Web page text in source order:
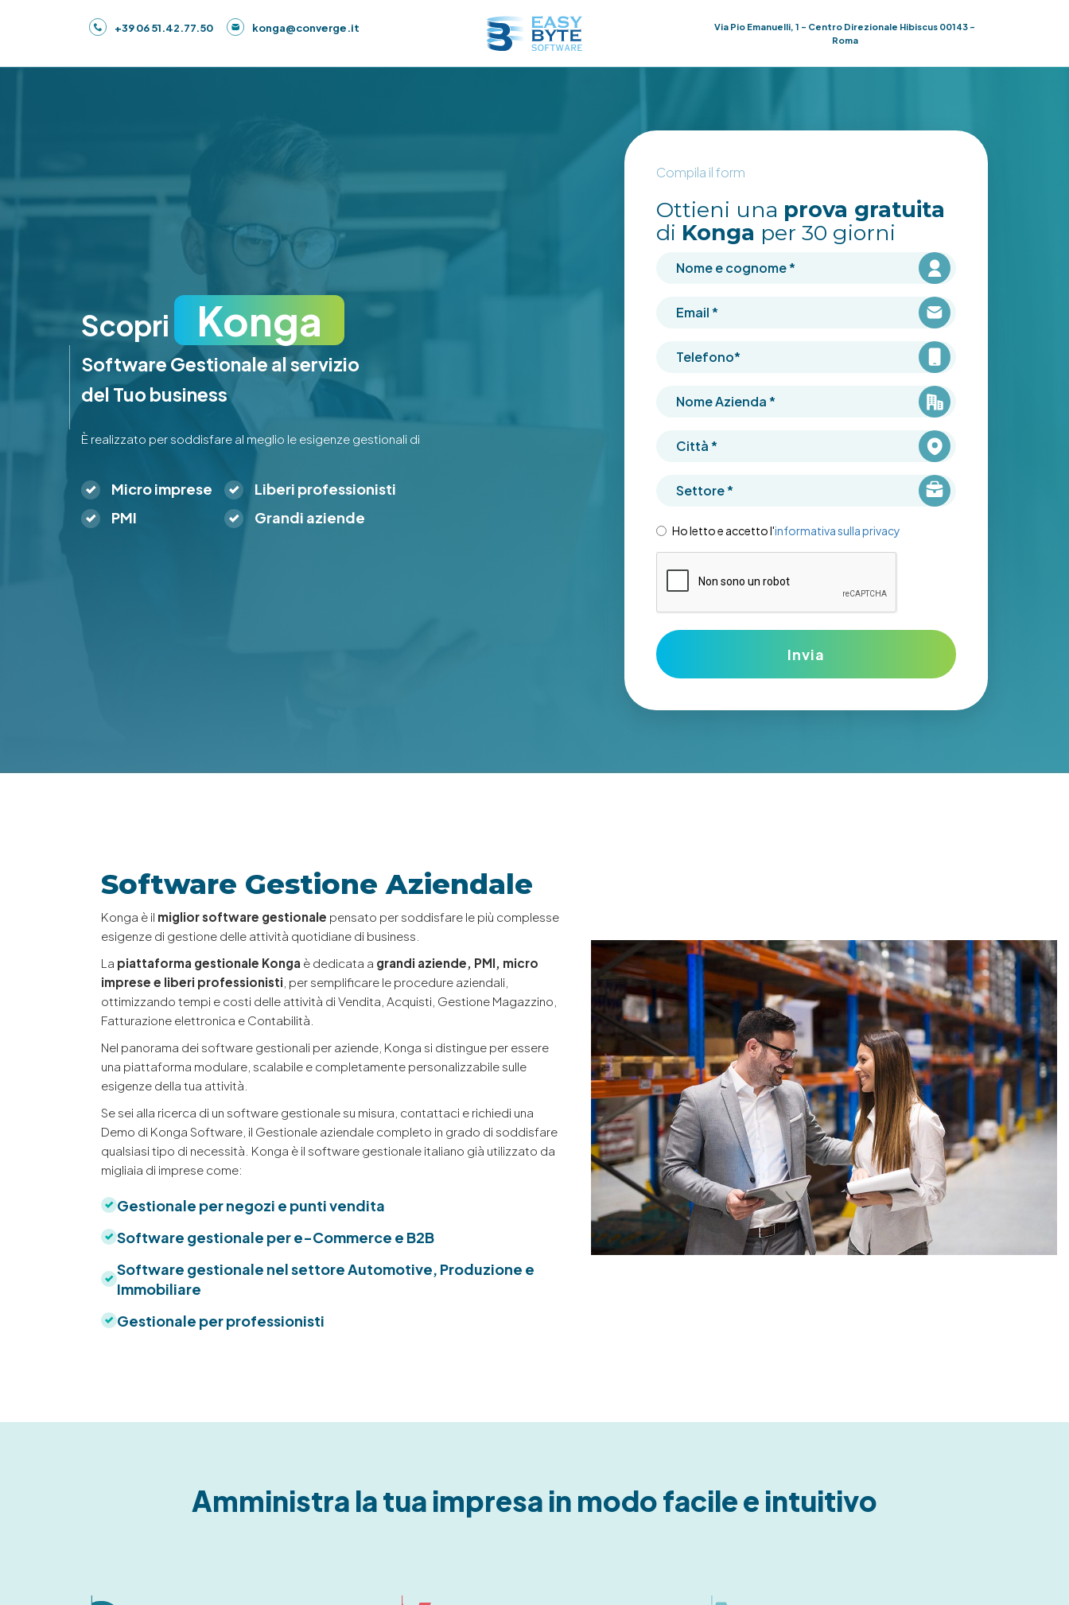
+39 06 51.42.77.50 konga@converge.it
Via Pio Emanuelli, 1 - Centro Direzionale Hibiscus 00143 -
Roma
Scopri Konga
Software Gestionaleal servizio
del Tuo business
È realizzato per soddisfare al meglio le esigenze gestionali di
Micro imprese
PMI
Liberi professionisti
Grandi aziende
Compila il form
Ottieni una prova gratuita
di Konga per 30 giorni
Nome e cognome*
Email*
Telefono*
Nome Azienda*
Città*
Settore*
Privacy*
Ho letto e accetto l'informativa sulla privacy
Invia
Software Gestione Aziendale
Konga è il miglior software gestionale pensato per soddisfare le più complesse
esigenze di gestione delle attività quotidiane di business.
La piattaforma gestionale Konga è dedicata a grandi aziende, PMI, micro
imprese e liberi professionisti , per semplificare le procedure aziendali,
ottimizzando tempi e costi delle attività di Vendita, Acquisti, Gestione Magazzino,
Fatturazione elettronica e Contabilità.
Nel panorama dei software gestionali per aziende, Konga si distingue per essere
una piattaforma modulare, scalabile e completamente personalizzabile sulle
esigenze della tua attività.
Se sei alla ricerca di un software gestionale su misura, contattaci e richiedi una
Demo di Konga Software, il Gestionale aziendale completo in grado di soddisfare
qualsiasi tipo di necessità. Konga è il software gestionale italiano già utilizzato da
migliaia di imprese come:
Gestionale per negozi e punti vendita
Software gestionale per e-Commerce e B2B
Software gestionale nel settore Automotive, Produzione e
Immobiliare
Gestionale per professionisti
Amministra la tua impresa in modo facile e intuitivo